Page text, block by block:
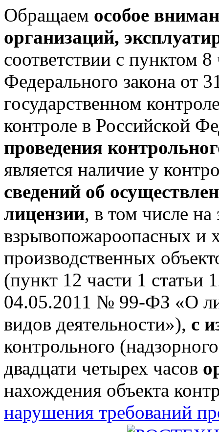
Обращаем особое
организаций,
соответствии с пунктом 8
Федерального закона
государственном
контроле в Российской
проведения
является наличие у
сведений об
лицензии, в том числе
взрывопожароопасных и
производственных
(пункт 12 части 1 статьи
04.05.2011 № 99-ФЗ «О
видов деятельности»), с
контрольного
двадцати четырех часов
нахождения объекта
нарушения требований